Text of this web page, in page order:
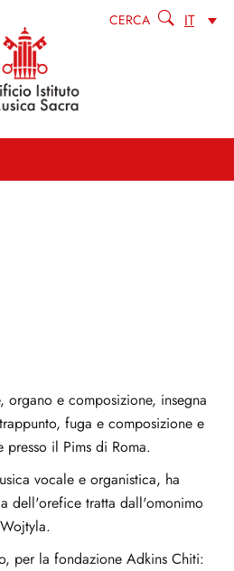
CERCA IT
organo e composizione, insegna
fuga e composizione e
il Pims di Roma.
vocale e organistica, ha
dell'orefice tratta dall'omonimo
per la fondazione Adkins Chiti: